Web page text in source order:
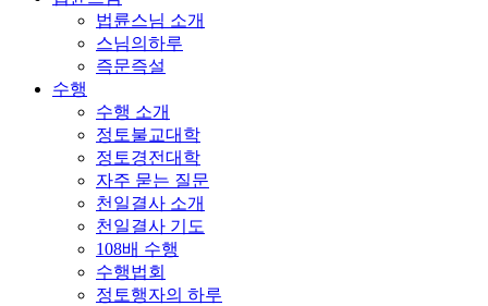
법륜스님 소개
스님의하루
즉문즉설
수행
수행 소개
정토불교대학
정토경전대학
자주 묻는 질문
천일결사 소개
천일결사 기도
108배 수행
수행법회
정토행자의 하루